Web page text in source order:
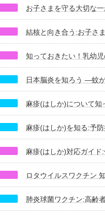
お子さまを守る大切な
結核と向き合う:お子さ
知っておきたい！乳幼
日本脳炎を知ろう —蚊
麻疹(はしか)について知
麻疹(はしか)を知る:予
麻疹(はしか)対応ガイ
ロタウイルスワクチン
肺炎球菌ワクチン:高齢